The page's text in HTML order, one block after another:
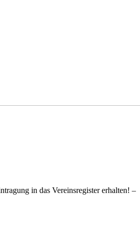
in das Vereinsregister erhalten! –